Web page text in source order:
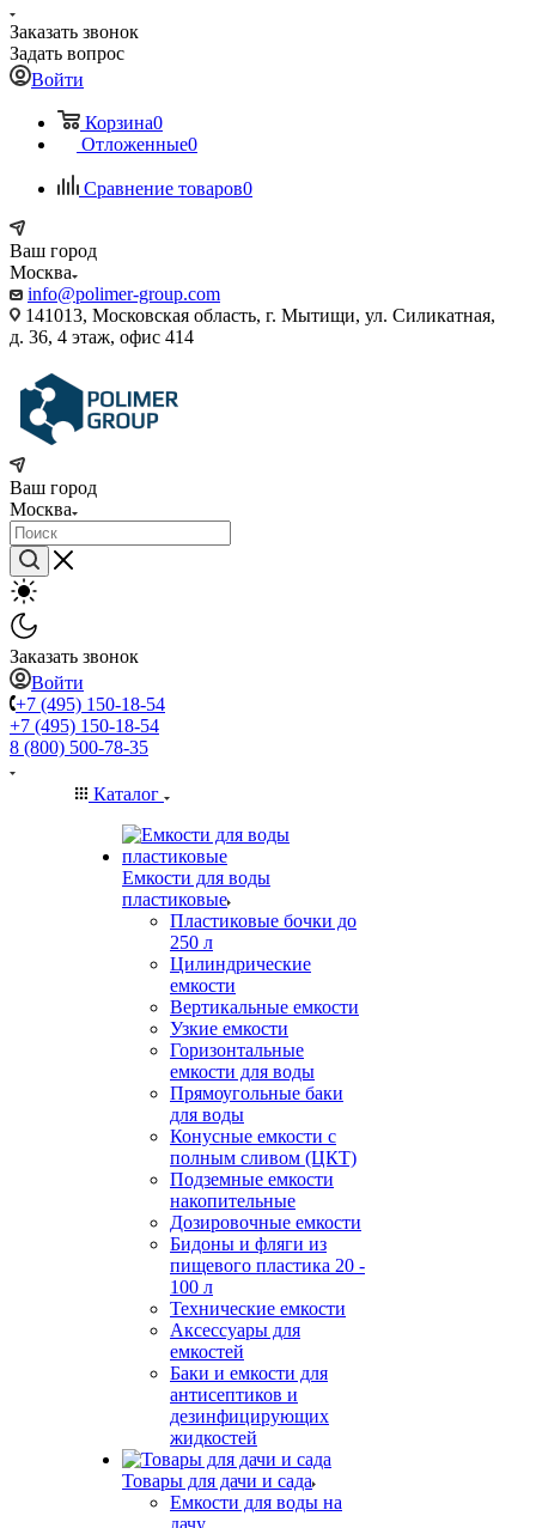
Заказать звонок
Задать вопрос
Войти
Корзина0
Отложенные0
Сравнение товаров0
Ваш город
Москва
info@polimer-group.com
141013, Московская область, г. Мытищи, ул. Силикатная,
д. 36, 4 этаж, офис 414
Ваш город
Москва
Заказать звонок
Войти
+7 (495) 150-18-54
+7 (495) 150-18-54
8 (800) 500-78-35
Каталог
Емкости для воды
пластиковые
Пластиковые бочки до
250 л
Цилиндрические
емкости
Вертикальные емкости
Узкие емкости
Горизонтальные
емкости для воды
Прямоугольные баки
для воды
Конусные емкости с
полным сливом (ЦКТ)
Подземные емкости
накопительные
Дозировочные емкости
Бидоны и фляги из
пищевого пластика 20 -
100 л
Технические емкости
Аксессуары для
емкостей
Баки и емкости для
антисептиков и
дезинфицирующих
жидкостей
Товары для дачи и сада
Емкости для воды на
дачу